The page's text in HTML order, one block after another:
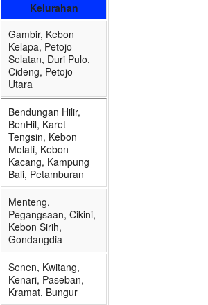
Kelurahan
Gambir, Kebon
Kelapa, Petojo
Selatan, Duri Pulo,
Cideng, Petojo
Utara
Bendungan Hilir,
BenHil, Karet
Tengsin, Kebon
Melati, Kebon
Kacang, Kampung
Bali, Petamburan
Menteng,
Pegangsaan, Cikini,
Kebon Sirih,
Gondangdia
Senen, Kwitang,
Kenari, Paseban,
Kramat, Bungur